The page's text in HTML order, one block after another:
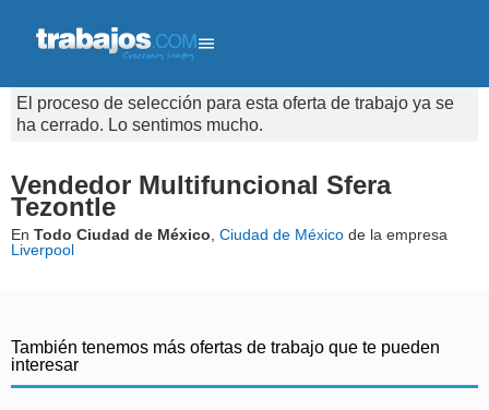
El proceso de selección para esta oferta de trabajo ya se
ha cerrado. Lo sentimos mucho.
Vendedor Multifuncional Sfera
Tezontle
En Todo Ciudad de México Ciudad de México de la empresa
Liverpool
También tenemos más ofertas de trabajo que te pueden
interesar